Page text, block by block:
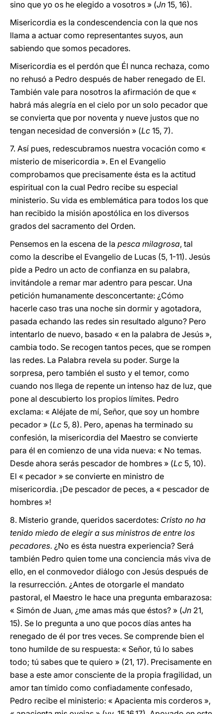
sino que yo os he elegido a vosotros » (Jn 15, 16).
Misericordia es la condescendencia con la que nos
llama a actuar como representantes suyos, aun
sabiendo que somos pecadores.
Misericordia es el perdón que Él nunca rechaza, como
no rehusó a Pedro después de haber renegado de El.
También vale para nosotros la afirmación de que «
habrá más alegría en el cielo por un solo pecador que
se convierta que por noventa y nueve justos que no
tengan necesidad de conversión » (Lc 15, 7).
7. Así pues, redescubramos nuestra vocación como «
misterio de misericordia ». En el Evangelio
comprobamos que precisamente ésta es la actitud
espiritual con la cual Pedro recibe su especial
ministerio. Su vida es emblemática para todos los que
han recibido la misión apostólica en los diversos
grados del sacramento del Orden.
Pensemos en la escena de la pesca milagrosa, tal
como la describe el Evangelio de Lucas (5, 1-11). Jesús
pide a Pedro un acto de confianza en su palabra,
invitándole a remar mar adentro para pescar. Una
petición humanamente desconcertante: ¿Cómo
hacerle caso tras una noche sin dormir y agotadora,
pasada echando las redes sin resultado alguno? Pero
intentarlo de nuevo, basado « en la palabra de Jesús »,
cambia todo. Se recogen tantos peces, que se rompen
las redes. La Palabra revela su poder. Surge la
sorpresa, pero también el susto y el temor, como
cuando nos llega de repente un intenso haz de luz, que
pone al descubierto los propios límites. Pedro
exclama: « Aléjate de mí, Señor, que soy un hombre
pecador » (Lc 5, 8). Pero, apenas ha terminado su
confesión, la misericordia del Maestro se convierte
para él en comienzo de una vida nueva: « No temas.
Desde ahora serás pescador de hombres » (Lc 5, 10).
El « pecador » se convierte en ministro de
misericordia. ¡De pescador de peces, a « pescador de
hombres »!
8. Misterio grande, queridos sacerdotes: Cristo no ha
tenido miedo de elegir a sus ministros de entre los
pecadores. ¿No es ésta nuestra experiencia? Será
también Pedro quien tome una conciencia más viva de
ello, en el conmovedor diálogo con Jesús después de
la resurrección. ¿Antes de otorgarle el mandato
pastoral, el Maestro le hace una pregunta embarazosa:
« Simón de Juan, ¿me amas más que éstos? » (Jn 21,
15). Se lo pregunta a uno que pocos días antes ha
renegado de él por tres veces. Se comprende bien el
tono humilde de su respuesta: « Señor, tú lo sabes
todo; tú sabes que te quiero » (21, 17). Precisamente en
base a este amor consciente de la propia fragilidad, un
amor tan tímido como confiadamente confesado,
Pedro recibe el ministerio: « Apacienta mis corderos »,